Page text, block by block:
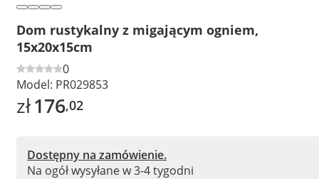
Dom rustykalny z migającym ogniem,
15x20x15cm
0
Model: PR029853
zł176,02
Dostępny na zamówienie.
Na ogół wysyłane w 3-4 tygodni